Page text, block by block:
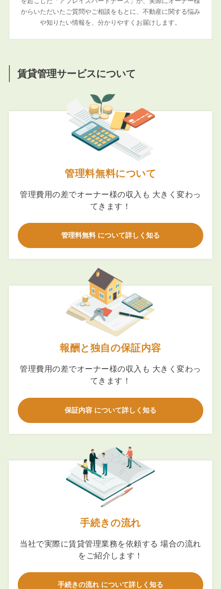
からいただいたご質問やご相談をもとに、不動産に関する悩み
や知りたい情報を、分かりやすくお届けします。
賃貸管理サービスについて
管理料無料について
管理費用の差でオーナー様の収入も 大きく変わっ
てきます！
管理料無料 について詳しく知る
報酬と独自の保証内容
管理費用の差でオーナー様の収入も 大きく変わっ
てきます！
保証内容 について詳しく知る
手続きの流れ
当社で実際に賃貸管理業務を依頼する 場合の流れ
をご紹介します！
手続きの流れ について詳しく知る